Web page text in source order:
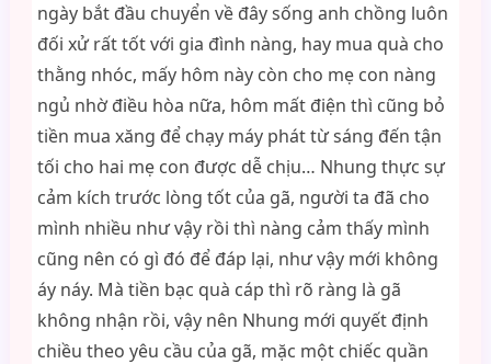
ngày bắt đầu chuyển về đây sống anh chồng luôn
đối xử rất tốt với gia đình nàng, hay mua quà cho
thằng nhóc, mấy hôm này còn cho mẹ con nàng
ngủ nhờ điều hòa nữa, hôm mất điện thì cũng bỏ
tiền mua xăng để chạy máy phát từ sáng đến tận
tối cho hai mẹ con được dễ chịu… Nhung thực sự
cảm kích trước lòng tốt của gã, người ta đã cho
mình nhiều như vậy rồi thì nàng cảm thấy mình
cũng nên có gì đó để đáp lại, như vậy mới không
áy náy. Mà tiền bạc quà cáp thì rõ ràng là gã
không nhận rồi, vậy nên Nhung mới quyết định
chiều theo yêu cầu của gã, mặc một chiếc quần